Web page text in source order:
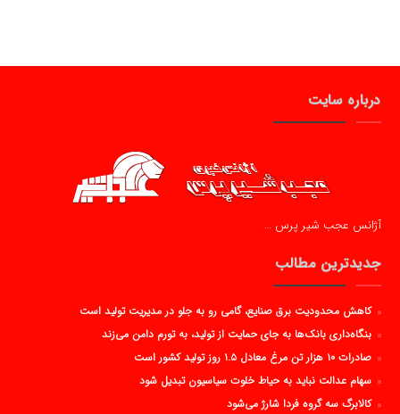
درباره سایت
آژانس عجب شیر پرس …
جدیدترین مطالب
کاهش محدودیت برق صنایع، گامی رو به جلو در مدیریت تولید است
بنگاه‌داری بانک‌ها به جای حمایت از تولید، به تورم دامن می‌زند
صادرات ۱۰ هزار تن مرغ معادل ۱.۵ روز تولید کشور است
سهام عدالت نباید به حیاط خلوت سیاسیون تبدیل شود
کالابرگ سه گروه فردا شارژ می‌شود